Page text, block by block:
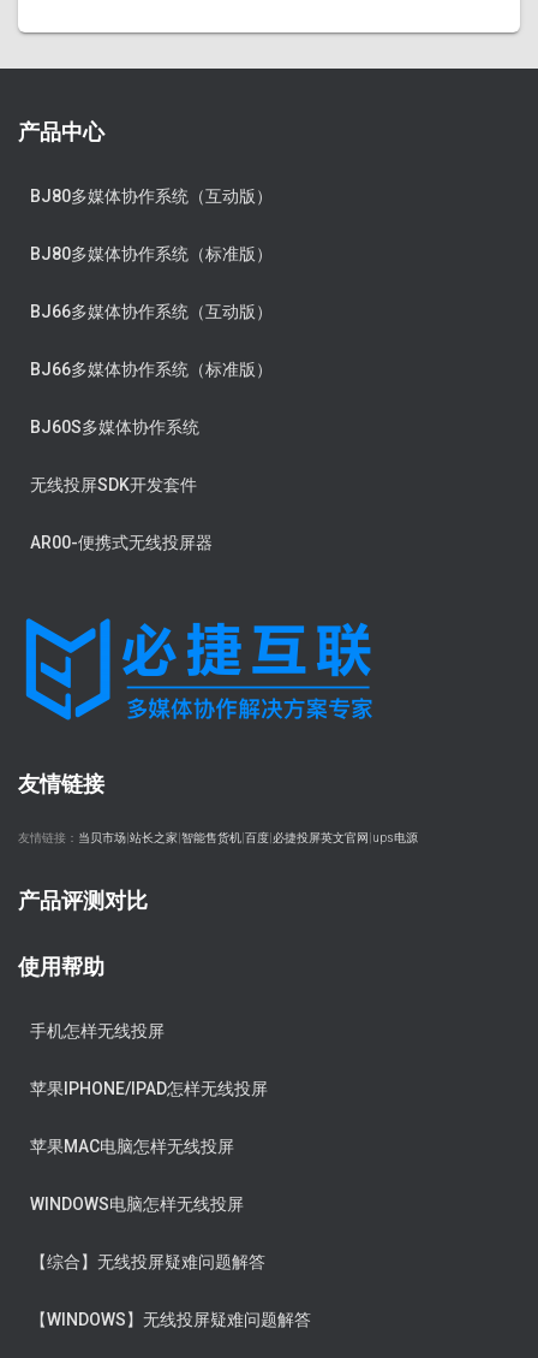
产品中心
BJ80多媒体协作系统（互动版）
BJ80多媒体协作系统（标准版）
BJ66多媒体协作系统（互动版）
BJ66多媒体协作系统（标准版）
BJ60S多媒体协作系统
无线投屏SDK开发套件
AR00-便携式无线投屏器
友情链接
友情链接： 当贝市场 站长之家 智能售货机 百度 必捷投屏英文官网 ups电源
产品评测对比
使用帮助
手机怎样无线投屏
苹果IPHONE/IPAD怎样无线投屏
苹果MAC电脑怎样无线投屏
WINDOWS电脑怎样无线投屏
【综合】无线投屏疑难问题解答
【WINDOWS】无线投屏疑难问题解答